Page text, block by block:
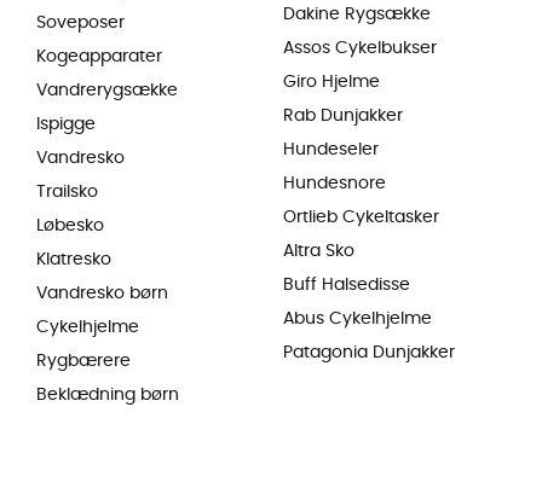
Soveposer
Kogeapparater
Vandrerygsække
Ispigge
Vandresko
Trailsko
Løbesko
Klatresko
Vandresko børn
Cykelhjelme
Rygbærere
Beklædning børn
Dakine Rygsække
Assos Cykelbukser
Giro Hjelme
Rab Dunjakker
Hundeseler
Hundesnore
Ortlieb Cykeltasker
Altra Sko
Buff Halsedisse
Abus Cykelhjelme
Patagonia Dunjakker